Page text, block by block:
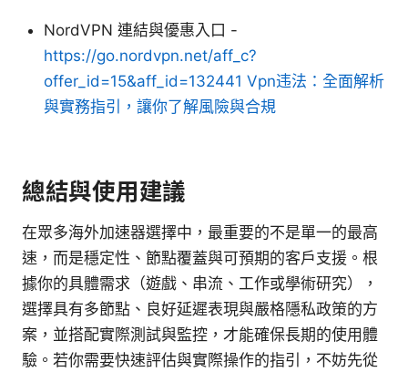
NordVPN 連結與優惠入口 -
https://go.nordvpn.net/aff_c?
offer_id=15&aff_id=132441 Vpn违法：全面解析
與實務指引，讓你了解風險與合規
總結與使用建議
在眾多海外加速器選擇中，最重要的不是單一的最高
速，而是穩定性、節點覆蓋與可預期的客戶支援。根
據你的具體需求（遊戲、串流、工作或學術研究），
選擇具有多節點、良好延遲表現與嚴格隱私政策的方
案，並搭配實際測試與監控，才能確保長期的使用體
驗。若你需要快速評估與實際操作的指引，不妨先從